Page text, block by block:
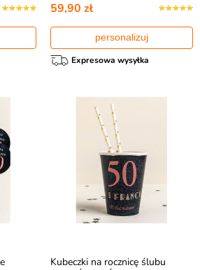
59,90 zł
personalizuj
Expresowa wysyłka
Kubeczki na rocznicę ślubu